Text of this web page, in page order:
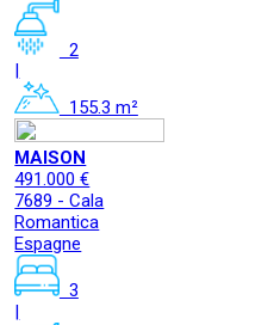
2
155.3 m²
MAISON
491.000 €
7689 - Cala
Romantica
Espagne
3
|